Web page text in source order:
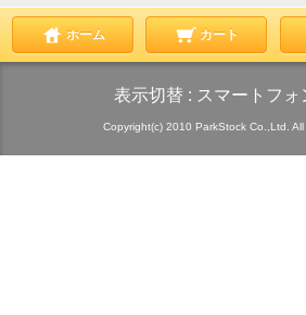
ホーム カート
表示切替 : スマートフォ
Copyright(c) 2010 ParkStock Co.,Ltd. All